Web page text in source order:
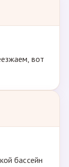
вот
бассейн